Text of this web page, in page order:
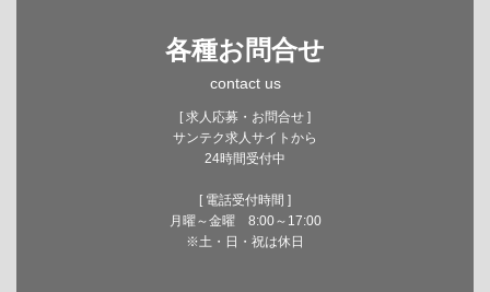
各種お問合せ
contact us
[ 求人応募・お問合せ ]
サンテク求人サイトから
24時間受付中
[ 電話受付時間 ]
月曜～金曜 8:00～17:00
※土・日・祝は休日